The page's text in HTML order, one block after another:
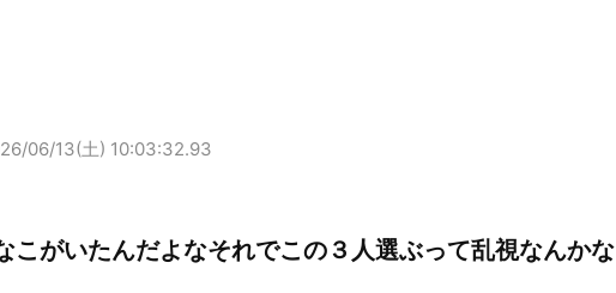
06/13(土) 10:03:32.93
こがいたんだよなそれでこの３人選ぶって乱視なんかな